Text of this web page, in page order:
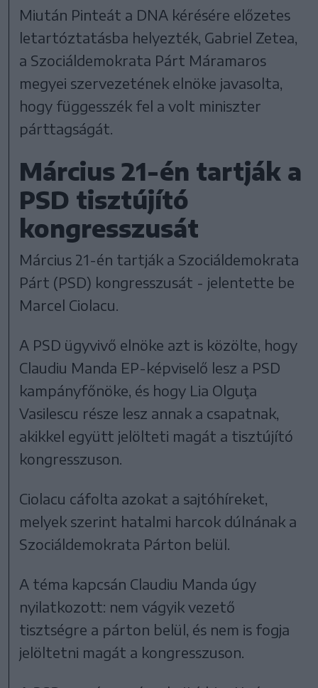
Miután Pinteát a DNA kérésére előzetes
letartóztatásba helyezték, Gabriel Zetea,
a Szociáldemokrata Párt Máramaros
megyei szervezetének elnöke javasolta,
hogy függesszék fel a volt miniszter
párttagságát.
Március 21-én tartják a
PSD tisztújító
kongresszusát
Március 21-én tartják a Szociáldemokrata
Párt (PSD) kongresszusát - jelentette be
Marcel Ciolacu.
A PSD ügyvivő elnöke azt is közölte, hogy
Claudiu Manda EP-képviselő lesz a PSD
kampányfőnöke, és hogy Lia Olguţa
Vasilescu része lesz annak a csapatnak,
akikkel együtt jelölteti magát a tisztújító
kongresszuson.
Ciolacu cáfolta azokat a sajtóhíreket,
melyek szerint hatalmi harcok dúlnának a
Szociáldemokrata Párton belül.
A téma kapcsán Claudiu Manda úgy
nyilatkozott: nem vágyik vezető
tisztségre a párton belül, és nem is fogja
jelöltetni magát a kongresszuson.